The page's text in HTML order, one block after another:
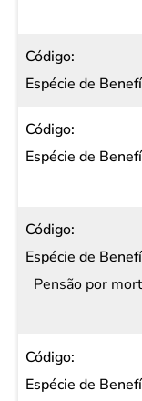
Pensão por